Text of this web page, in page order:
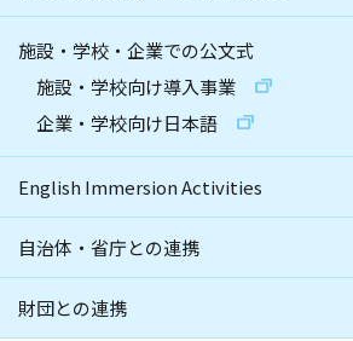
施設・学校・企業での公文式
施設・学校向け導入事業
企業・学校向け日本語
English Immersion Activities
自治体・省庁との連携
財団との連携